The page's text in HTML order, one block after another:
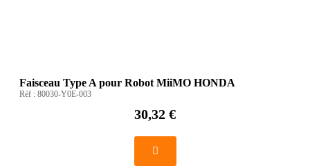
Faisceau Type A pour Robot MiiMO HONDA
Réf : 80030-Y0E-003
30,32 €